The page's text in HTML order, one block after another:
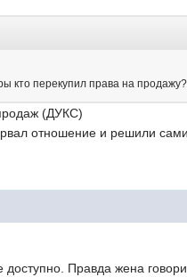
кто перекупил права на продажу?
(ДУКС)
отношение и решили сами
Правда жена